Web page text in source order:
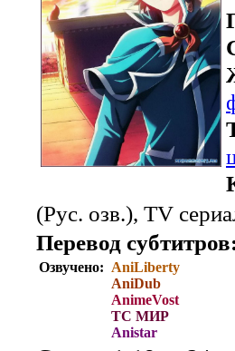
(Рус. озв.), TV
Перевод
Озвучено: AniLiberty
AniDub
AnimeVost
ТС МИР
Anistar